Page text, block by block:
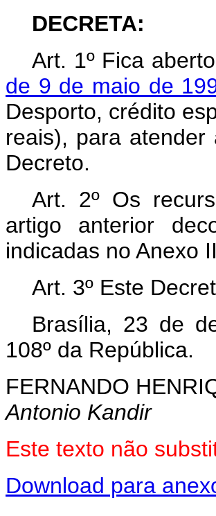
DECRETA:
Art. 1º Fica
de 9 de maio de
Desporto, crédito
reais), para
Decreto.
Art. 2º Os
artigo anterior
indicadas no Anexo
Art. 3º Este
Brasília, 23 de
108º da República.
FERNANDO
Antonio Kandir
Este texto não
Download para